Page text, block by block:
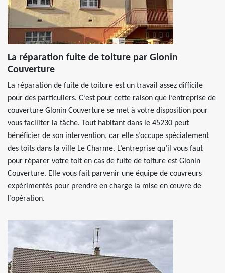
La réparation fuite de toiture par Glonin
Couverture
La réparation de fuite de toiture est un travail assez difficile
pour des particuliers. C’est pour cette raison que l’entreprise de
couverture Glonin Couverture se met à votre disposition pour
vous faciliter la tâche. Tout habitant dans le 45230 peut
bénéficier de son intervention, car elle s’occupe spécialement
des toits dans la ville Le Charme. L’entreprise qu’il vous faut
pour réparer votre toit en cas de fuite de toiture est Glonin
Couverture. Elle vous fait parvenir une équipe de couvreurs
expérimentés pour prendre en charge la mise en œuvre de
l’opération.